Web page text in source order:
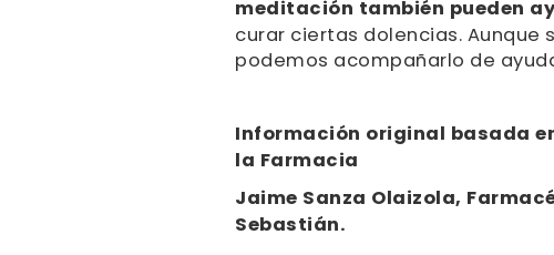
meditación también pueden
curar ciertas dolencias. Aunque
podemos acompañarlo de
Información original basada
la Farmacia
Jaime Sanza Olaizola,
Sebastián.